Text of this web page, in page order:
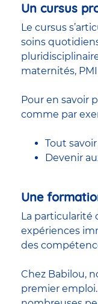
Un cursus
Le cursus
soins
maternités,
Pour en savoir
comme par
Tout
Devenir
Une
La particularité
expériences
des
Chez Babilou,
premier